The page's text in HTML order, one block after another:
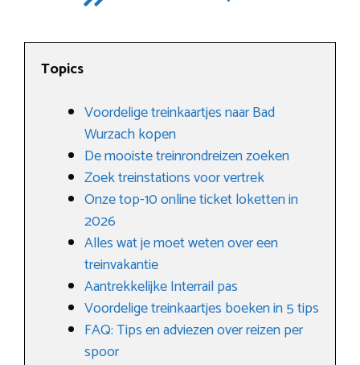
Topics
Voordelige treinkaartjes naar Bad
Wurzach kopen
De mooiste treinrondreizen zoeken
Zoek treinstations voor vertrek
Onze top-10 online ticket loketten in
2026
Alles wat je moet weten over een
treinvakantie
Aantrekkelijke Interrail pas
Voordelige treinkaartjes boeken in 5 tips
FAQ: Tips en adviezen over reizen per
spoor